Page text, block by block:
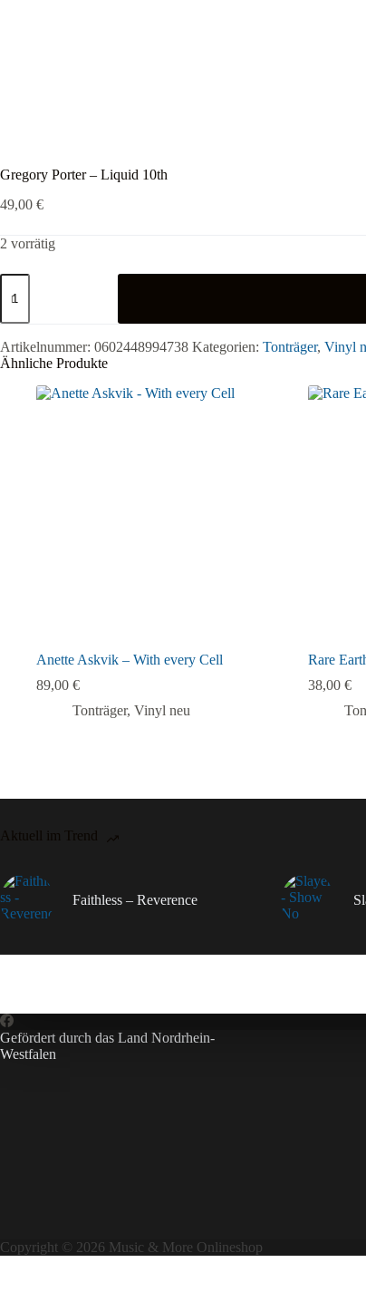
Gregory Porter – Liquid 10th
49,00 €
2 vorrätig
Gregory
Porter
Liquid
10th
Menge
Artikelnummer: 0602448994738 Kategorien: Tonträger, Vinyl
Ähnliche Produkte
Anette Askvik – With every Cell
89,00 €
Tonträger, Vinyl neu
Rare
38,00 €
Aktuell im Trend
Faithless – Reverence
Gefördert durch das Land Nordrhein-
Westfalen
Copyright © 2026 Music & More Onlineshop